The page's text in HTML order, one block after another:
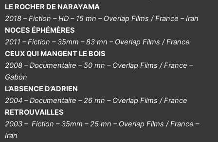
LE ROCHER DE NARAYAMA
2018 – Fiction – HD – 15 mn – Overlap Films / France – Iran
NOCES ÉPHÉMÈRES
2011 – Fiction – 35mm – 83 mn – Overlap Films / France
CEUX QUI MANGENT LE BOIS
2008 – Documentaire – 50 mn – Overlap Films / France –
Gabon
L’ABSENCE D’ADRIEN
2004 – Documentaire – 26 mn – Overlap Films / France
RETROUVAILLES
2003 – Fiction – 35mm – 25 mn – Overlap Films / France –
Iran